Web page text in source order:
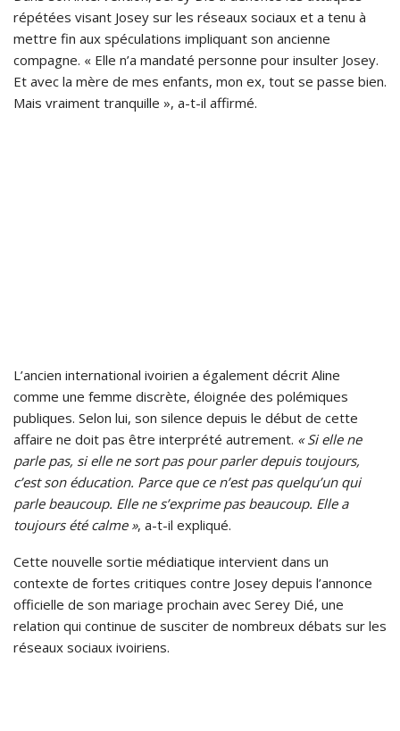
répétées visant Josey sur les réseaux sociaux et a tenu à
mettre fin aux spéculations impliquant son ancienne
compagne. « Elle n’a mandaté personne pour insulter Josey.
Et avec la mère de mes enfants, mon ex, tout se passe bien.
Mais vraiment tranquille », a-t-il affirmé.
L’ancien international ivoirien a également décrit Aline
comme une femme discrète, éloignée des polémiques
publiques. Selon lui, son silence depuis le début de cette
affaire ne doit pas être interprété autrement. « Si elle ne
parle pas, si elle ne sort pas pour parler depuis toujours,
c’est son éducation. Parce que ce n’est pas quelqu’un qui
parle beaucoup. Elle ne s’exprime pas beaucoup. Elle a
toujours été calme », a-t-il expliqué.
Cette nouvelle sortie médiatique intervient dans un
contexte de fortes critiques contre Josey depuis l’annonce
officielle de son mariage prochain avec Serey Dié, une
relation qui continue de susciter de nombreux débats sur les
réseaux sociaux ivoiriens.